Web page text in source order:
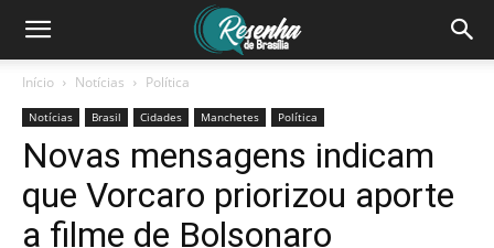
Início Notícias Política
Notícias Brasil Cidades Manchetes Política
Novas mensagens indicam
que Vorcaro priorizou aporte
a filme de Bolsonaro